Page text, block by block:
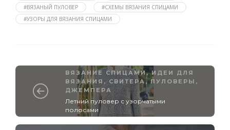
#ВЯЗАНЫЙ ПУЛОВЕР
#СХЕМЫ ВЯЗАНИЯ СПИЦАМИ
#УЗОРЫ ДЛЯ ВЯЗАНИЯ СПИЦАМИ
ВЯЗАНИЕ СПИЦАМИ,ИДЕИ ДЛЯ
ВЯЗАНИЯ ,СВИТЕРА, ПУЛОВЕРЫ,
ДЖЕМПЕРА
Летний пуловер с узорчатыми
полосами